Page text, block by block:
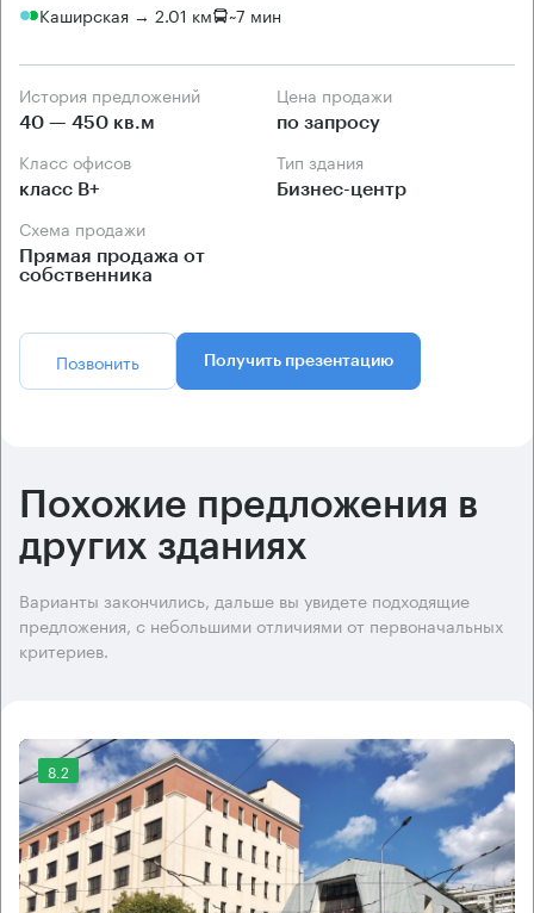
Каширская → 2.01 км ~7 мин
История предложений
40 — 450 кв.м
Цена продажи
по запросу
Класс офисов
класс B+
Тип здания
Бизнес-центр
Схема продажи
Прямая продажа от
собственника
Позвонить Получить презентацию
Похожие предложения в
других зданиях
Варианты закончились, дальше вы увидете подходящие
предложения, с небольшими отличиями от первоначальных
критериев.
8.2